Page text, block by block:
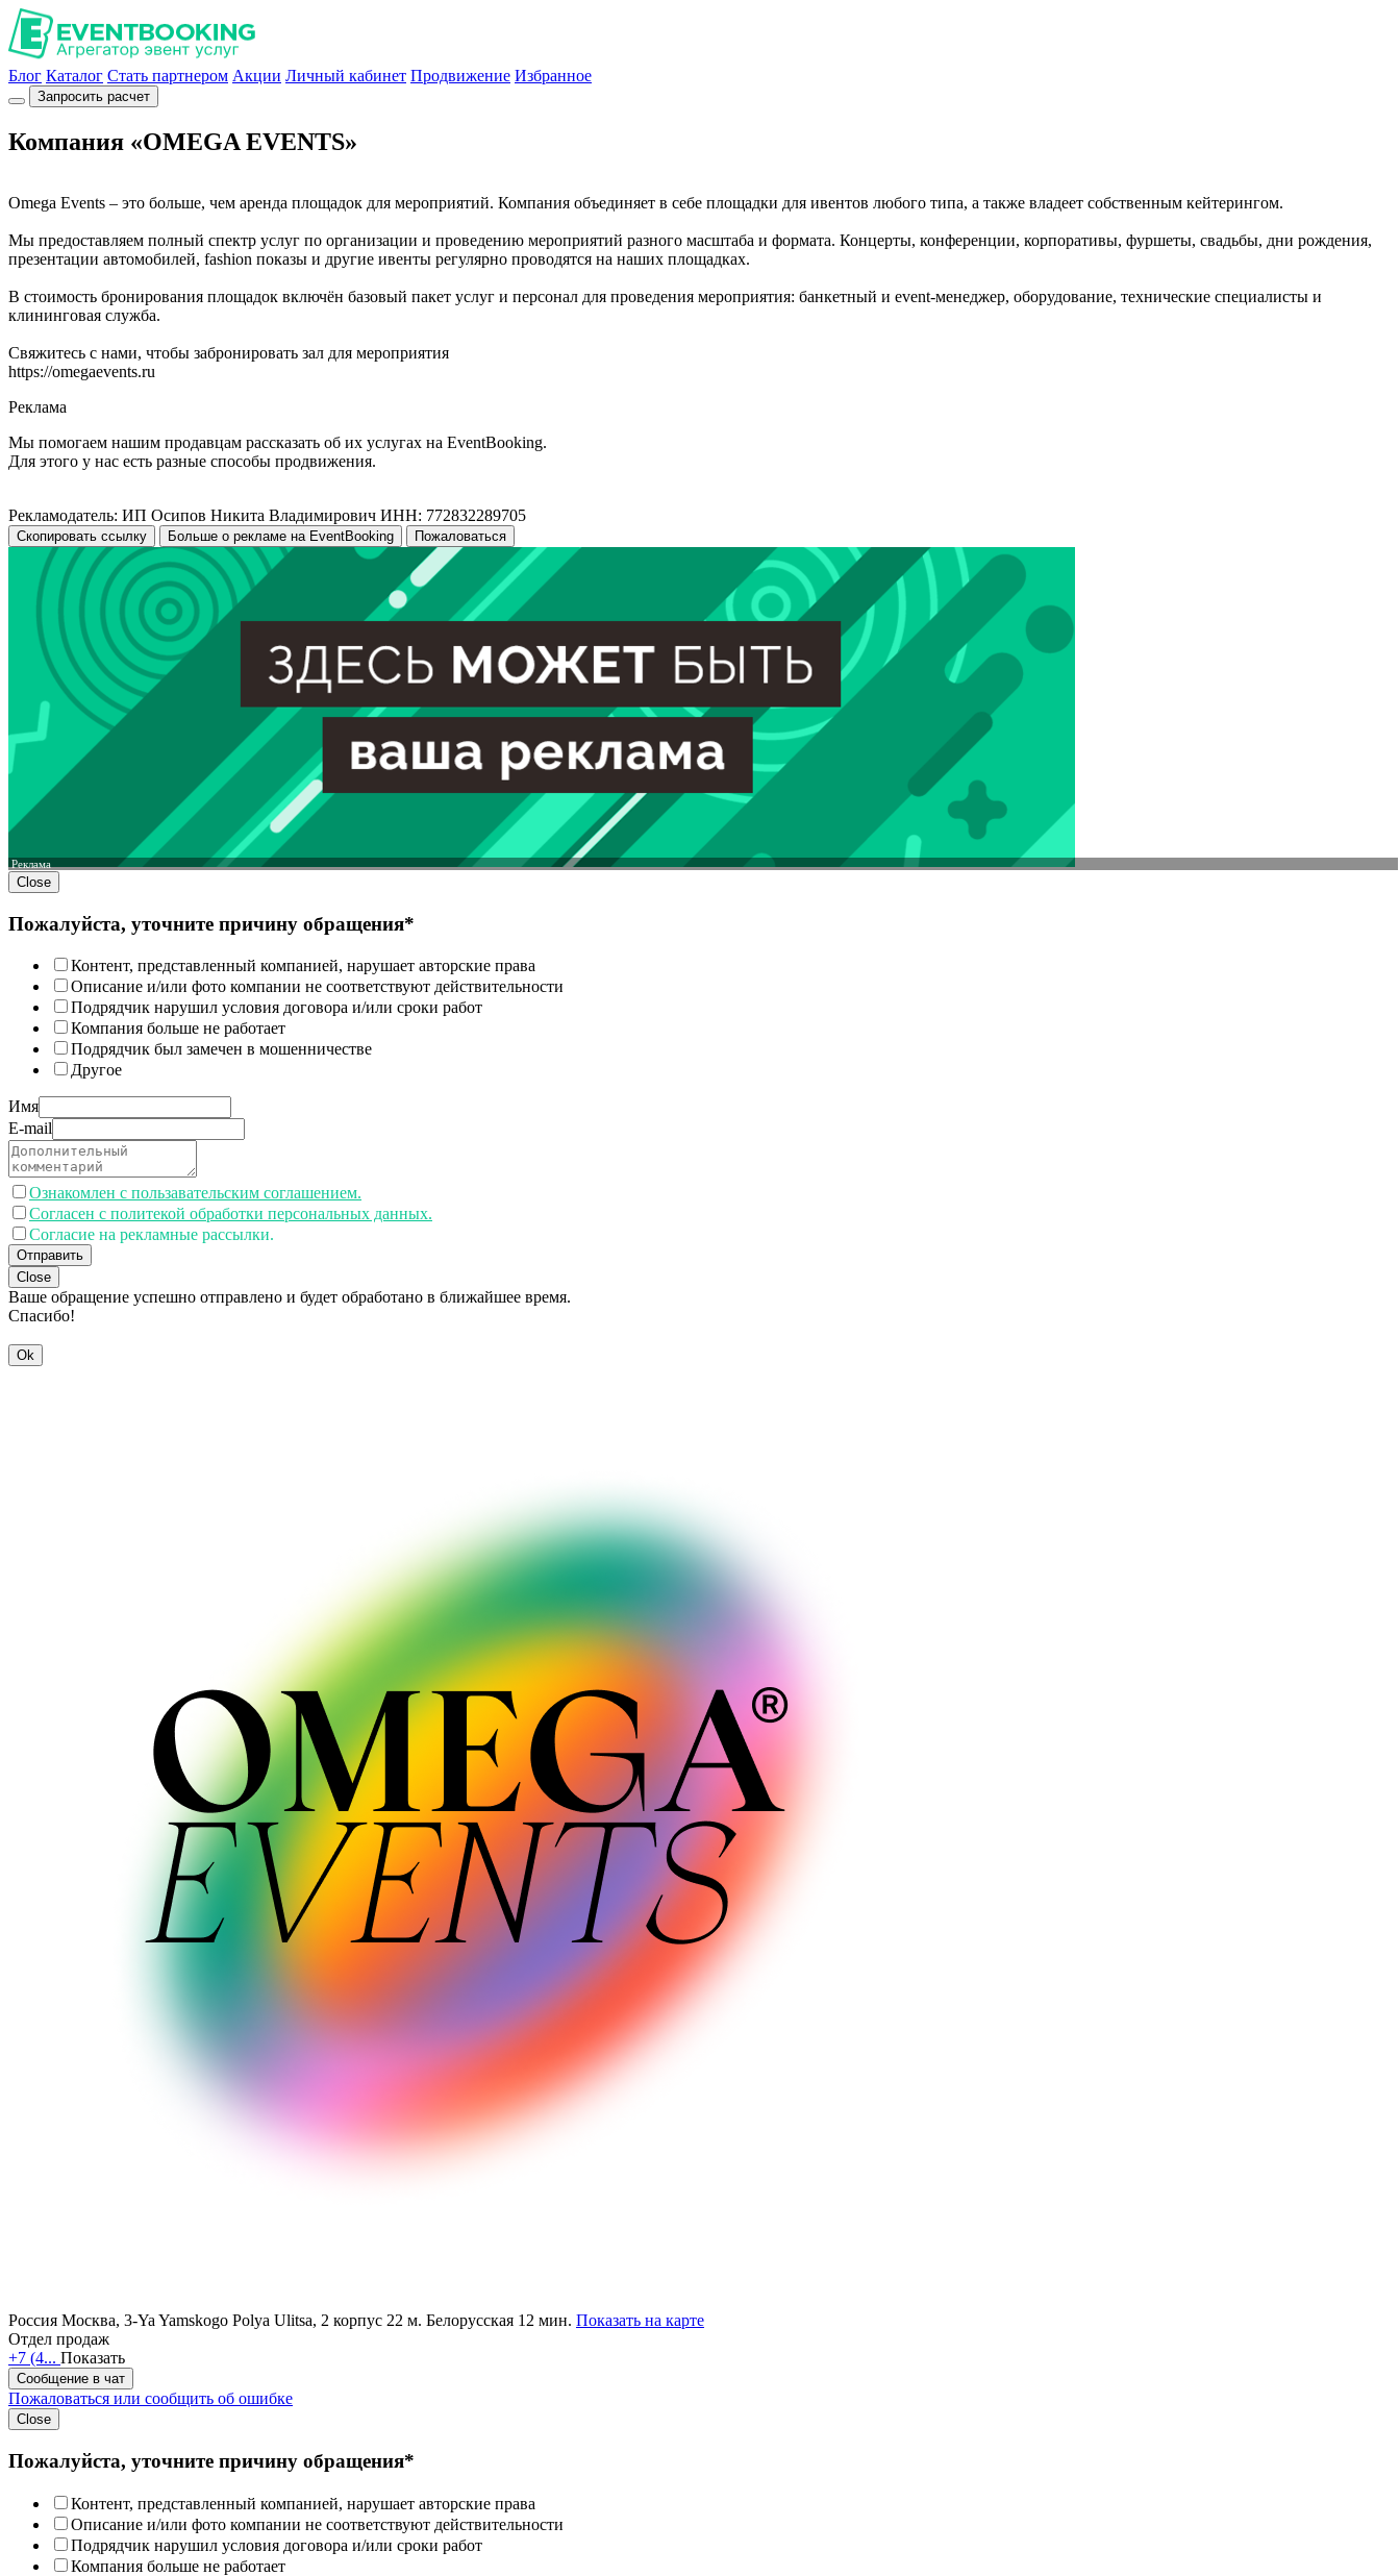
Блог Каталог Стать партнером Акции Личный кабинет Продвижение Избранное
Запросить расчет
Компания «OMEGA EVENTS»
Omega Events – это больше, чем аренда площадок для мероприятий. Компания объединяет в себе площадки для ивентов любого типа, а также владеет собственным кейтерингом.
Мы предоставляем полный спектр услуг по организации и проведению мероприятий разного масштаба и формата. Концерты, конференции, корпоративы, фуршеты, свадьбы, дни рождения,
презентации автомобилей, fashion показы и другие ивенты регулярно проводятся на наших площадках.
В стоимость бронирования площадок включён базовый пакет услуг и персонал для проведения мероприятия: банкетный и event-менеджер, оборудование, технические специалисты и
клининговая служба.
Свяжитесь с нами, чтобы забронировать зал для мероприятия
https://omegaevents.ru
Реклама
Мы помогаем нашим продавцам рассказать об их услугах на EventBooking.
Для этого у нас есть разные способы продвижения.
Рекламодатель: ИП Осипов Никита Владимирович ИНН: 772832289705
Скопировать ссылку Больше о рекламе на EventBooking Пожаловаться
Реклама
Close
Пожалуйста, уточните причину обращения*
Контент, представленный компанией, нарушает авторские права
Описание и/или фото компании не соответствуют действительности
Подрядчик нарушил условия договора и/или сроки работ
Компания больше не работает
Подрядчик был замечен в мошенничестве
Другое
Имя
E-mail
Ознакомлен с пользавательским соглашением.
Согласен с политекой обработки персональных данных.
Согласие на рекламные рассылки.
Отправить
Close
Ваше обращение успешно отправлено и будет обработано в ближайшее время.
Спасибо!
Ok
Россия Москва, 3-Ya Yamskogo Polya Ulitsa, 2 корпус 22 м. Белорусская 12 мин. Показать на карте
Отдел продаж
+7 (4... Показать
Сообщение в чат
Пожаловаться или сообщить об ошибке
Close
Пожалуйста, уточните причину обращения*
Контент, представленный компанией, нарушает авторские права
Описание и/или фото компании не соответствуют действительности
Подрядчик нарушил условия договора и/или сроки работ
Компания больше не работает